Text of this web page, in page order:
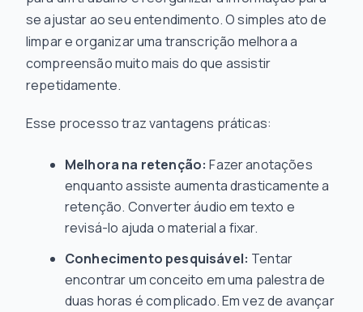
se ajustar ao seu entendimento. O simples ato de
limpar e organizar uma transcrição melhora a
compreensão muito mais do que assistir
repetidamente.
Esse processo traz vantagens práticas:
Melhora na retenção: Fazer anotações
enquanto assiste aumenta drasticamente a
retenção. Converter áudio em texto e
revisá-lo ajuda o material a fixar.
Conhecimento pesquisável: Tentar
encontrar um conceito em uma palestra de
duas horas é complicado. Em vez de avançar